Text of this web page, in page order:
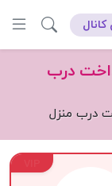
کانال
درب
درب منزل